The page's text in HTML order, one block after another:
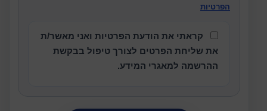
הפרטיות
קראתי את הודעת הפרטיות ואני מאשר/ת
את שליחת הפרטים לצורך טיפול בבקשת
ההרשמה למאגרי המידע.